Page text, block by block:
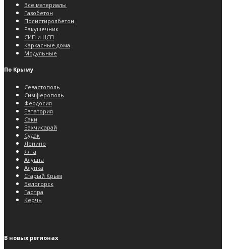
Все материалы
Газобетон
Полистиролбетон
Ракушечник
СИП и ЦСП
Каркасные дома
Модульные
По Крыму
Севастополь
Симферополь
Феодосия
Евпатория
Саки
Бахчисарай
Судак
Ленино
Ялта
Алушта
Алупка
Старый Крым
Белогорск
Гаспра
Керчь
В новых регионах